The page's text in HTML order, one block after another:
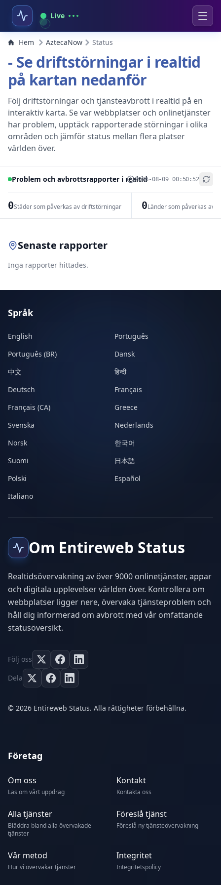
Live
Hem AztecaNow Status
- Se driftstörningar i realtid
på kartan nedanför
Följ driftstörningar och tjänsteavbrott i realtid på en
interaktiv karta. Se var webbplatser och onlinetjänster
har problem, upptäck rapporterade störningar i olika
områden och jämför status mellan flera platser
världen över.
Problem och avbrottsrapporter i realtid2026-08-09 00:50:52
0Städer som påverkas av driftstörningar 0Länder som påverkas av
+
Senaste rapporter
Inga rapporter hittades.
Språk
English
Português
Português (BR)
Dansk
中文
हिन्दी
Deutsch
Français
Français (CA)
Greece
Svenska
Nederlands
Norsk
한국어
Suomi
日本語
Polski
Español
Italiano
Om Entireweb Status
Realtidsövervakning av över 9000 onlinetjänster, appar
och digitala upplevelser världen över. Kontrollera om
webbplatser ligger nere, övervaka tjänsteproblem och
håll dig informerad om avbrott med vår omfattande
statusöversikt.
Följ oss
Dela
© 2026 Entireweb Status. Alla rättigheter förbehållna.
Företag
Om oss
Läs om vårt uppdrag
Kontakt
Kontakta oss
Alla tjänster
Bläddra bland alla övervakade
tjänster
Föreslå tjänst
Föreslå ny tjänsteövervakning
Vår metod
Hur vi övervakar tjänster
Integritet
Integritetspolicy